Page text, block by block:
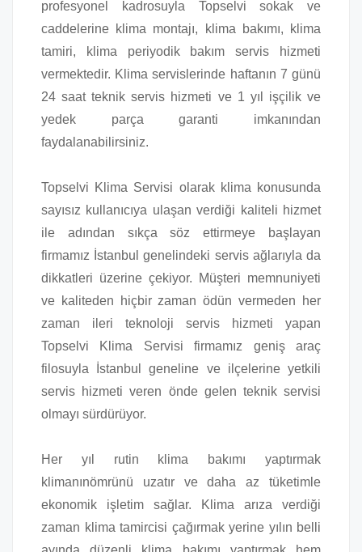
profesyonel kadrosuyla Topselvi sokak ve
caddelerine klima montajı, klima bakımı, klima
tamiri, klima periyodik bakım servis hizmeti
vermektedir. Klima servislerinde haftanın 7 günü
24 saat teknik servis hizmeti ve 1 yıl işçilik ve
yedek parça garanti imkanından
faydalanabilirsiniz.
Topselvi Klima Servisi olarak klima konusunda
sayısız kullanıcıya ulaşan verdiği kaliteli hizmet
ile adından sıkça söz ettirmeye başlayan
firmamız İstanbul genelindeki servis ağlarıyla da
dikkatleri üzerine çekiyor. Müşteri memnuniyeti
ve kaliteden hiçbir zaman ödün vermeden her
zaman ileri teknoloji servis hizmeti yapan
Topselvi Klima Servisi firmamız geniş araç
filosuyla İstanbul geneline ve ilçelerine yetkili
servis hizmeti veren önde gelen teknik servisi
olmayı sürdürüyor.
Her yıl rutin klima bakımı yaptırmak
klimanınömrünü uzatır ve daha az tüketimle
ekonomik işletim sağlar. Klima arıza verdiği
zaman klima tamircisi çağırmak yerine yılın belli